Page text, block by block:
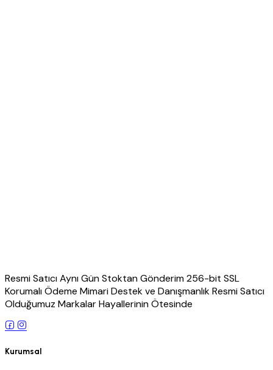
Resmi Satıcı Aynı Gün Stoktan Gönderim 256-bit SSL
Korumalı Ödeme Mimari Destek ve Danışmanlık Resmi Satıcı
Olduğumuz Markalar Hayallerinin Ötesinde
Kurumsal